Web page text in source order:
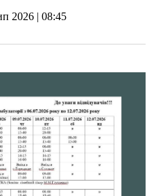
2026 | 08:45